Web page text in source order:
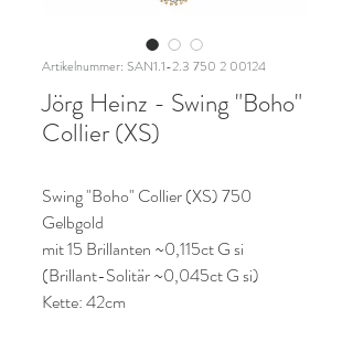
Artikelnummer: SAN1.1-2.3 750 2 00124
Jörg Heinz - Swing "Boho"
Collier (XS)
Swing "Boho" Collier (XS) 750
Gelbgold
mit 15 Brillanten ~0,115ct G si
(Brillant-Solitär ~0,045ct G si)
Kette: 42cm